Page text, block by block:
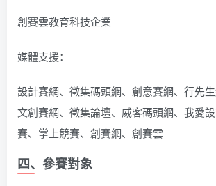
創賽雲教育科技企業
媒體支援：
設計賽網、徵集碼頭網、創意賽網、行先生
文創賽網、徵集論壇、威客碼頭網、我愛
賽、掌上競賽、創賽網、創賽雲
四、參賽對象